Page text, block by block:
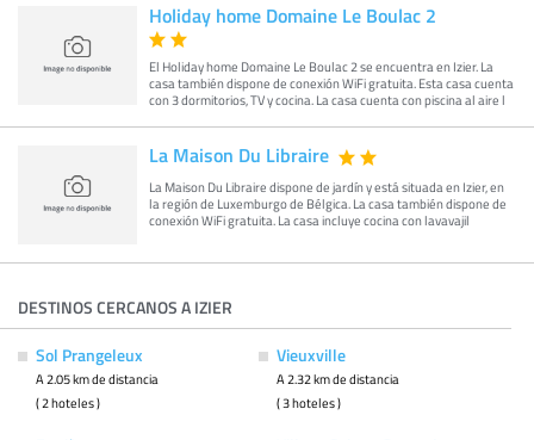
Holiday home Domaine Le Boulac 2
El Holiday home Domaine Le Boulac 2 se encuentra en Izier. La
casa también dispone de conexión WiFi gratuita. Esta casa cuenta
con 3 dormitorios, TV y cocina. La casa cuenta con piscina al aire l
La Maison Du Libraire
La Maison Du Libraire dispone de jardín y está situada en Izier, en
la región de Luxemburgo de Bélgica. La casa también dispone de
conexión WiFi gratuita. La casa incluye cocina con lavavajil
DESTINOS CERCANOS A IZIER
Sol Prangeleux
A 2.05 km de distancia
( 2 hoteles )
Vieuxville
A 2.32 km de distancia
( 3 hoteles )